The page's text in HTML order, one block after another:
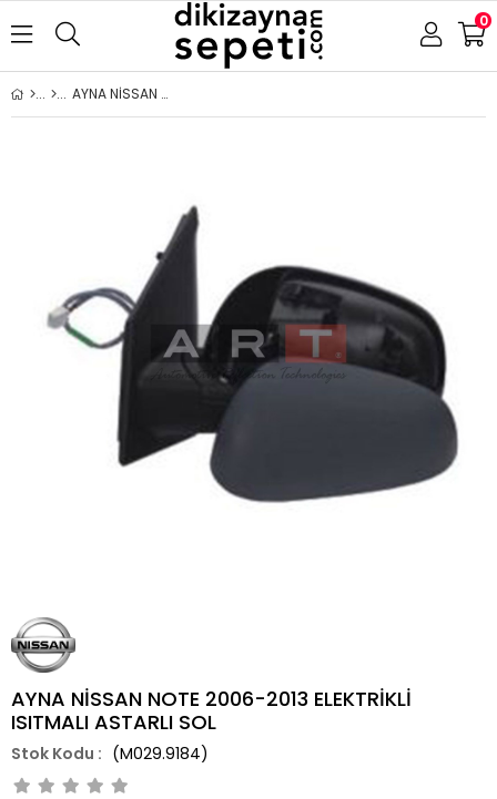
0
AYNA NİSSAN NOTE 2006-2013 ELEKTRİKLİ ISITMALI ASTARLI SOL
AYNA NİSSAN NOTE 2006-2013 ELEKTRİKLİ
ISITMALI ASTARLI SOL
(M029.9184)